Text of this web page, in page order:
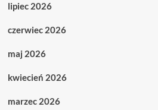
lipiec 2026
czerwiec 2026
maj 2026
kwiecień 2026
marzec 2026